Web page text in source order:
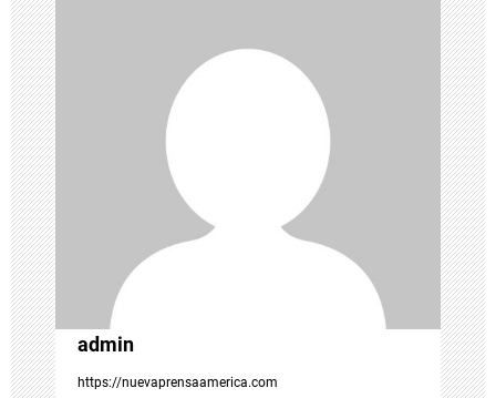
i
ó
n
d
e
e
n
admin
https://nuevaprensaamerica.com